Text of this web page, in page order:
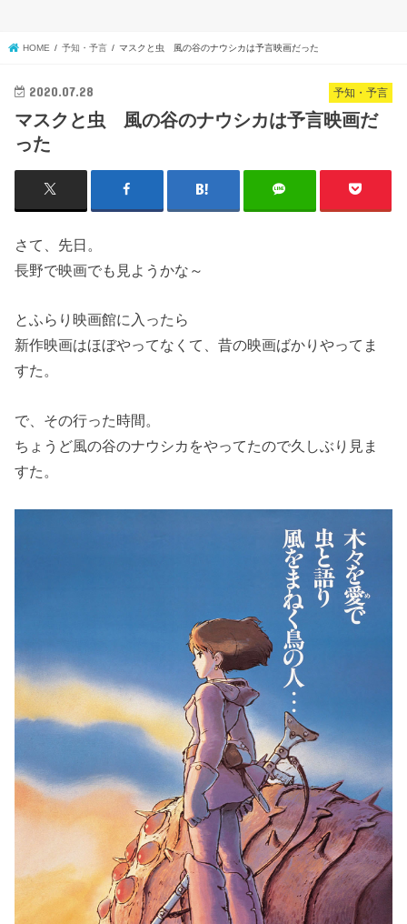
HOME 予知・予言 マスクと虫 風の谷のナウシカは予言映画だった
予知・予言
2020.07.28
マスクと虫 風の谷のナウシカは予言映画だ
った
さて、先日。
長野で映画でも見ようかな～
とふらり映画館に入ったら
新作映画はほぼやってなくて、昔の映画ばかりやってま
すた。
で、その行った時間。
ちょうど風の谷のナウシカをやってたので久しぶり見ま
すた。